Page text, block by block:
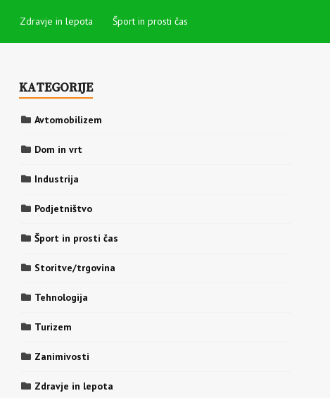
Zdravje in lepota Šport in prosti čas
KATEGORIJE
Avtomobilizem
Dom in vrt
Industrija
Podjetništvo
Šport in prosti čas
Storitve/trgovina
Tehnologija
Turizem
Zanimivosti
Zdravje in lepota